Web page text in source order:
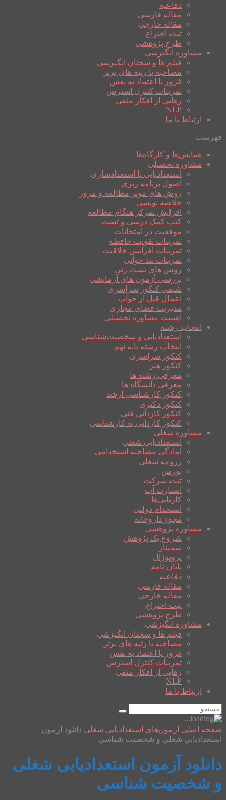
دفاعیه
مقاله فارسی
مقاله خارجی
ثبت اختراع
طرح پژوهشی
مشاوره انگیزشی
فیلم ها و سخنان انگیزشی
مصاحبه با رتبه های برتر
غرور یا اعتماد به نفس
تمرینات کنترل استرس
رهایی از افکار منفی
NLP
ارتباط با ما
فهرست
همایش‌ها و کارگاه‌ها
مشاوره تحصیلی
استعدادیابی یا استعدادسازی
اصول برنامه ریزی
روش های موثر مطالعه و مرور
خلاصه نویسی
افزایش تمرکز هنگام مطالعه
کتب کمک درسی و تست
موفقیت در امتحانات
تمرینات تقویت حافظه
تمرینات افزایش خلاقیت
تمرینات تند خوانی
روش های تست زنی
بررسی آزمون های آزمایشی
شیمی کنکور سراسری
اعمال قبل از خواب
مدیریت فضای مجازی
اهمیت مشاوره تحصیلی
انتخاب رشته
استعدادیابی و شخصیت‌شناسی
انتخاب رشته پایه نهم
کنکور سراسری
کنکور هنر
معرفی رشته ها
معرفی دانشگاه ها
کنکور کارشناسی ارشد
کنکور دکتری
کنکور کاردانی فنی
کنکور کاردانی به کارشناسی
مشاوره شغلی
استعدادیابی شغلی
آمادگی مصاحبه استخدامی
رزومه شغلی
بورس
ثبت شرکت
استارت آپ
کاریابی‌ها
استخدام دولتی
مجوز داروخانه
مشاوره پژوهشی
شروع یک پژوهش
سمینار
پروپوزال
پایان نامه
دفاعیه
مقاله فارسی
مقاله خارجی
ثبت اختراع
طرح پژوهشی
مشاوره انگیزشی
فیلم ها و سخنان انگیزشی
مصاحبه با رتبه های برتر
غرور یا اعتماد به نفس
تمرینات کنترل استرس
رهایی از افکار منفی
NLP
ارتباط با ما
صفحه اصلی آزمون‌های استعدادیابی شغلی دانلود آزمون
استعدادیابی شغلی و شخصیت شناسی
دانلود آزمون استعدادیابی شغلی
و شخصیت شناسی